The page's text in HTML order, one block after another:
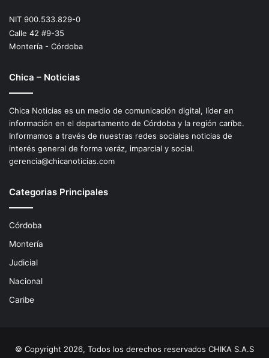
NIT 900.533.829-0
Calle 42 #9-35
Montería - Córdoba
Chica – Noticias
Chica Noticias es un medio de comunicación digital, líder en
información en el departamento de Córdoba y la región caríbe.
Informamos a través de nuestras redes sociales noticias de
interés general de forma veráz, imparcial y social.
gerencia@chicanoticias.com
Categorias Principales
Córdoba
Montería
Judicial
Nacional
Caribe
© Copyright 2026, Todos los derechos reservados CHIKA S.A.S